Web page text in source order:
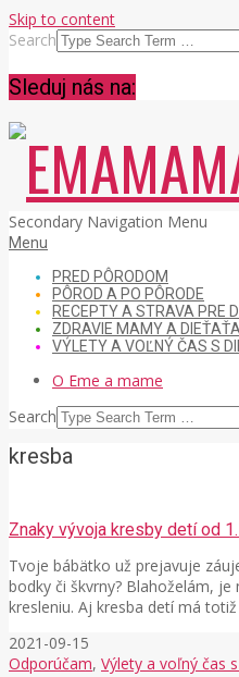
Skip to content
Search
Sleduj nás na:
Secondary Navigation Menu
Menu
PRED PÔRODOM
PÔROD A PO PÔRODE
RECEPTY A STRAVA PRE
ZDRAVIE MAMY A DIEŤAŤA
VÝLETY A VOĽNÝ ČAS S
O Eme a mame
Search
kresba
Znaky vývoja kresby detí od
Tvoje bábätko už prejavuje
bodky či škvrny? Blahoželám,
kresleniu. Aj kresba detí má
2021-09-15
Odporúčam, Výlety a voľný čas